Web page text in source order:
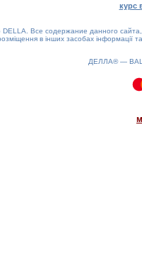
курс
Все содержание данного
в інших засобах інформації
ДЕЛЛА® —